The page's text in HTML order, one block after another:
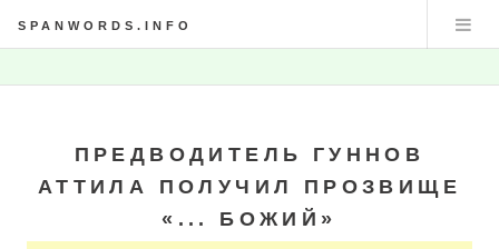
SPANWORDS.INFO
ПРЕДВОДИТЕЛЬ ГУННОВ
АТТИЛА ПОЛУЧИЛ ПРОЗВИЩЕ
«... БОЖИЙ»